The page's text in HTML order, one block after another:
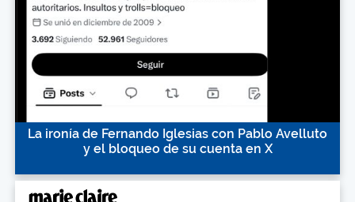
La ironía de Fernando Iglesias con Pablo Avelluto
y el bloqueo de su cuenta en X